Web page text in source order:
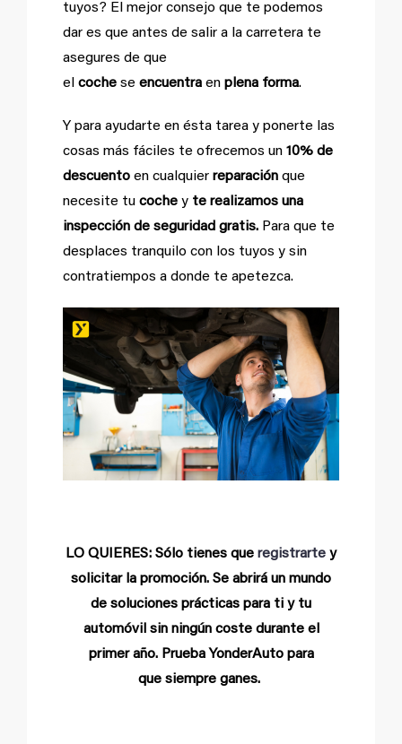
tuyos? El mejor consejo que te podemos
dar es que antes de salir a la carretera te
asegures de que
el coche se encuentra en plena forma.
Y para ayudarte en ésta tarea y ponerte las
cosas más fáciles te ofrecemos un 10% de
descuento en cualquier reparación que
necesite tu coche y te realizamos una
inspección de seguridad gratis. Para que te
desplaces tranquilo con los tuyos y sin
contratiempos a donde te apetezca.
LO QUIERES: Sólo tienes que registrarte y
solicitar la promoción. Se abrirá un mundo
de soluciones prácticas para ti y tu
automóvil sin ningún coste durante el
primer año. Prueba YonderAuto para
que siempre ganes.